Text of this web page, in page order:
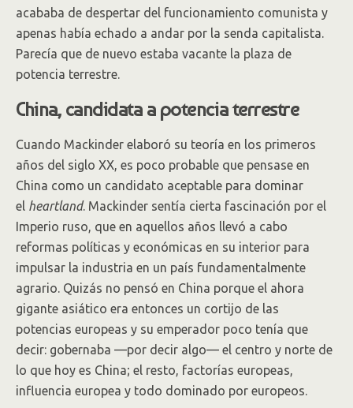
acababa de despertar del funcionamiento comunista y
apenas había echado a andar por la senda capitalista.
Parecía que de nuevo estaba vacante la plaza de
potencia terrestre.
China, candidata a potencia terrestre
Cuando Mackinder elaboró su teoría en los primeros
años del siglo XX, es poco probable que pensase en
China como un candidato aceptable para dominar
el heartland. Mackinder sentía cierta fascinación por el
Imperio ruso, que en aquellos años llevó a cabo
reformas políticas y económicas en su interior para
impulsar la industria en un país fundamentalmente
agrario. Quizás no pensó en China porque el ahora
gigante asiático era entonces un cortijo de las
potencias europeas y su emperador poco tenía que
decir: gobernaba —por decir algo— el centro y norte de
lo que hoy es China; el resto, factorías europeas,
influencia europea y todo dominado por europeos.